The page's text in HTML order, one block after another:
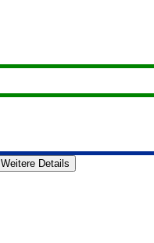
Weitere Details